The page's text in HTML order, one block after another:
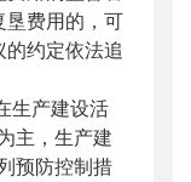
垦费用的，可
的约定依法追
产建设活
主，生产建
预防控制措